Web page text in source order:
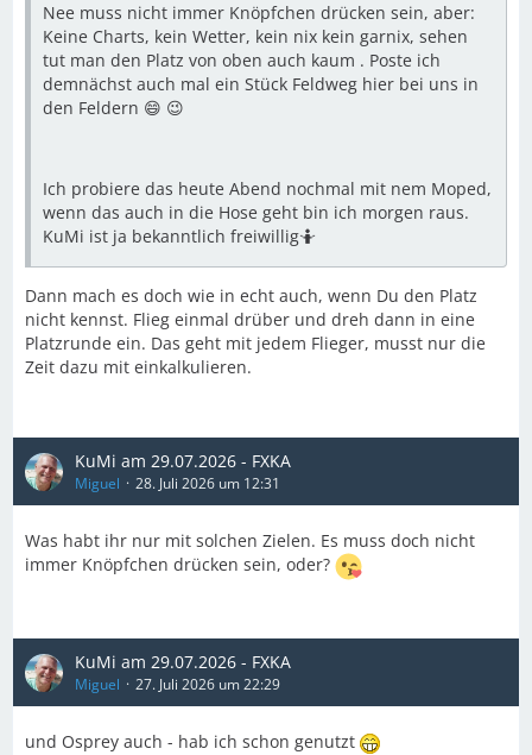
Nee muss nicht immer Knöpfchen drücken sein, aber:
Keine Charts, kein Wetter, kein nix kein garnix, sehen
tut man den Platz von oben auch kaum . Poste ich
demnächst auch mal ein Stück Feldweg hier bei uns in
den Feldern 😄 😉
Ich probiere das heute Abend nochmal mit nem Moped,
wenn das auch in die Hose geht bin ich morgen raus.
KuMi ist ja bekanntlich freiwillig🤷
Dann mach es doch wie in echt auch, wenn Du den Platz
nicht kennst. Flieg einmal drüber und dreh dann in eine
Platzrunde ein. Das geht mit jedem Flieger, musst nur die
Zeit dazu mit einkalkulieren.
KuMi am 29.07.2026 - FXKA
Miguel 28. Juli 2026 um 12:31
Was habt ihr nur mit solchen Zielen. Es muss doch nicht
immer Knöpfchen drücken sein, oder?
KuMi am 29.07.2026 - FXKA
Miguel 27. Juli 2026 um 22:29
und Osprey auch - hab ich schon genutzt